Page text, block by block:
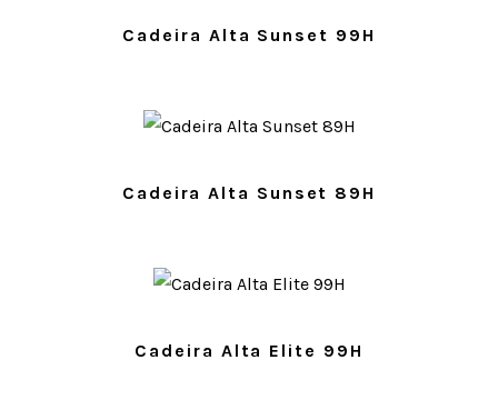
Cadeira Alta Sunset 99H
Cadeira Alta Sunset 89H
Cadeira Alta Elite 99H